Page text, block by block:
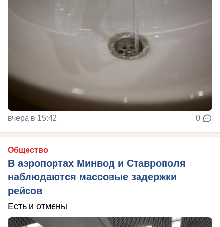
вчера в 15:42 0
Общество
В аэропортах Минвод и Ставрополя
наблюдаются массовые задержки
рейсов
Есть и отмены